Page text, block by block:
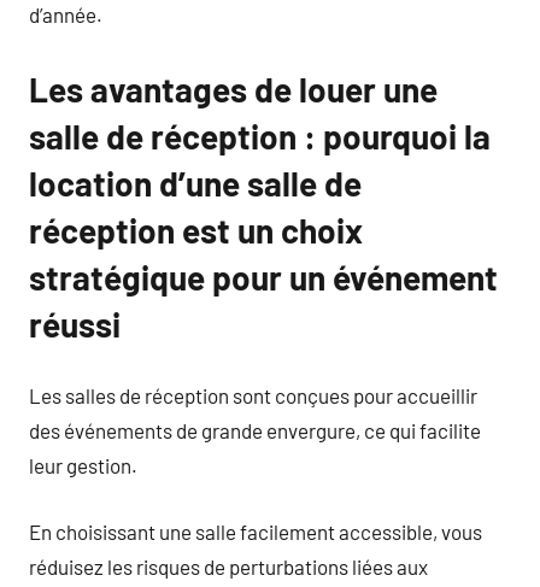
d’année.
Les avantages de louer une
salle de réception : pourquoi la
location d’une salle de
réception est un choix
stratégique pour un événement
réussi
Les salles de réception sont conçues pour accueillir
des événements de grande envergure, ce qui facilite
leur gestion.
En choisissant une salle facilement accessible, vous
réduisez les risques de perturbations liées aux